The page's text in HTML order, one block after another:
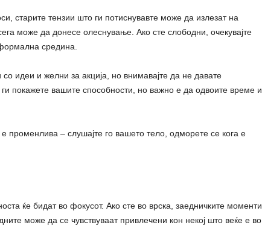
старите тензии што ги потиснувавте може да излезат на
може да донесе олеснување. Ако сте слободни, очекувајте
средина.
идеи и желни за акција, но внимавајте да не давате
покажете вашите способности, но важно е да одвоите време и
– слушајте го вашето тело, одморете се кога е
ќе бидат во фокусот. Ако сте во врска, заедничките моменти
може да се чувствуваат привлечени кон некој што веќе е во